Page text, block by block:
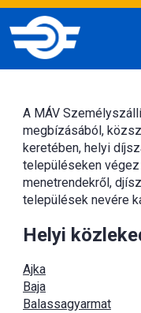
A MÁV
megbízásából,
keretében, helyi
településeken
menetrendekről,
települések nevére
Helyi
Ajka
Baja
Balassagyarmat